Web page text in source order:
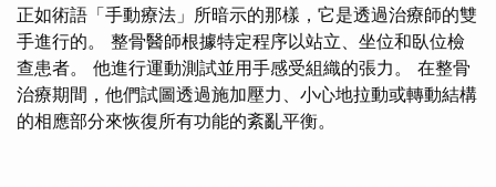
正如術語「手動療法」所暗示的那樣，它是透過治療師的雙
手進行的。 整骨醫師根據特定程序以站立、坐位和臥位檢
查患者。 他進行運動測試並用手感受組織的張力。 在整骨
治療期間，他們試圖透過施加壓力、小心地拉動或轉動結構
的相應部分來恢復所有功能的紊亂平衡。